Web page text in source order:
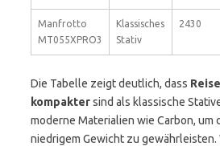
Manfrotto
MT055XPRO3
Klassisches
Stativ
2430
Die Tabelle zeigt deutlich, dass
kompaktersind als klassische
moderne Materialien wie Carbon, um
niedrigem Gewicht zu gewährleisten.